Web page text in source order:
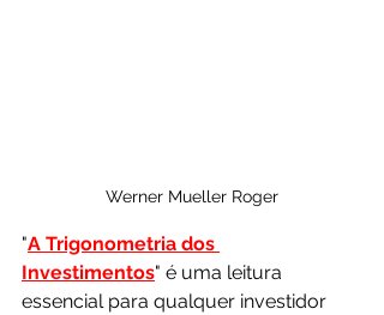
Werner Mueller Roger
"A Trigonometria dos
Investimentos" é uma leitura
essencial para qualquer investidor